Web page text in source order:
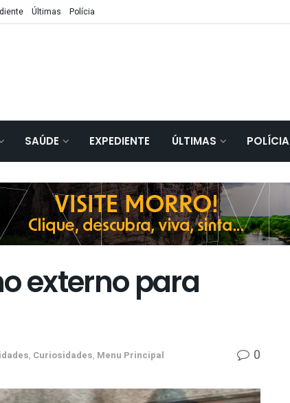
Últimas Polícia
SAÚDE EXPEDIENTE ÚLTIMAS POLÍCIA
externo para
, Curiosidades, Menu Principal 0